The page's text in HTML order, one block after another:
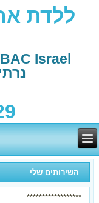
ללדת
השירותים שלי
******************